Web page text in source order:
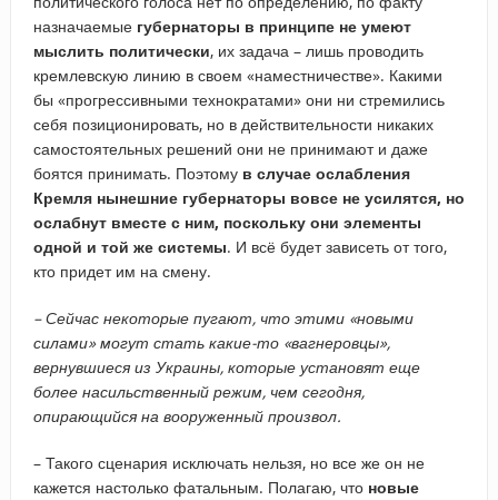
назначаемые губернаторы в принципе не умеют
мыслить политически, их задача – лишь проводить
кремлевскую линию в своем «наместничестве». Какими
бы «прогрессивными технократами» они ни стремились
себя позиционировать, но в действительности никаких
самостоятельных решений они не принимают и даже
боятся принимать. Поэтому в случае ослабления
Кремля нынешние губернаторы вовсе не усилятся, но
ослабнут вместе с ним, поскольку они элементы
одной и той же системы. И всё будет зависеть от того,
кто придет им на смену.
– ​Сейчас некоторые пугают, что этими «новыми
силами» могут стать какие-то «вагнеровцы»,
вернувшиеся из Украины, которые установят еще
более насильственный режим, чем сегодня,
опирающийся на вооруженный произвол.
– Такого сценария исключать нельзя, но все же он не
кажется настолько фатальным. Полагаю, что новые